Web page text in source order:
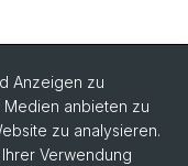
Anzeigen zu
anbieten zu
zu analysieren.
Verwendung